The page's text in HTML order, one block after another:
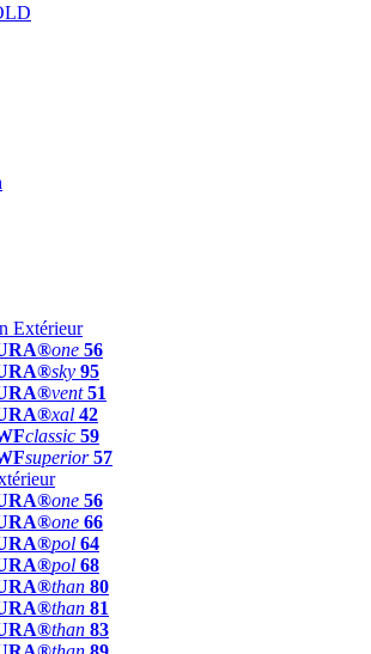
Extérieur
one 56
sky 95
vent 51
xal 42
classic 59
superior 57
one 56
one 66
pol 64
pol 68
than 80
than 81
than 83